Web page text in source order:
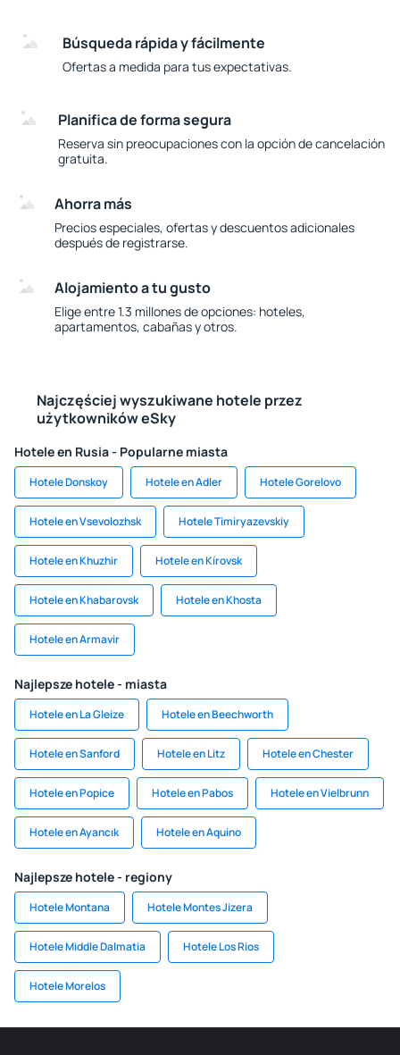
Búsqueda rápida y fácilmente
Ofertas a medida para tus expectativas.
Planifica de forma segura
Reserva sin preocupaciones con la opción de cancelación
gratuita.
Ahorra más
Precios especiales, ofertas y descuentos adicionales
después de registrarse.
Alojamiento a tu gusto
Elige entre 1.3 millones de opciones: hoteles,
apartamentos, cabañas y otros.
Najczęściej wyszukiwane hotele przez
użytkowników eSky
Hotele en Rusia - Popularne miasta
Hotele Donskoy Hotele en Adler Hotele Gorelovo
Hotele en Vsevolozhsk Hotele Timiryazevskiy
Hotele en Khuzhir Hotele en Kírovsk
Hotele en Khabarovsk Hotele en Khosta
Hotele en Armavir
Najlepsze hotele - miasta
Hotele en La Gleize Hotele en Beechworth
Hotele en Sanford Hotele en Litz Hotele en Chester
Hotele en Popice Hotele en Pabos Hotele en Vielbrunn
Hotele en Ayancık Hotele en Aquino
Najlepsze hotele - regiony
Hotele Montana Hotele Montes Jizera
Hotele Middle Dalmatia Hotele Los Rios
Hotele Morelos